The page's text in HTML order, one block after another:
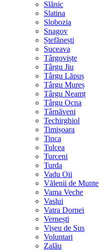
Slănic
Slatina
Slobozia
Snagov
Ștefănești
Suceava
Târgoviște
Târgu Jiu
Târgu Lăpuș
Târgu Mureș
Târgu Neamț
Târgu Ocna
Târnăveni
Techirghiol
Timișoara
Tinca
Tulcea
Turceni
Turda
Vadu Oii
Vălenii de Munte
Vama Veche
Vaslui
Vatra Dornei
Vernești
Vișeu de Sus
Voluntari
Zalău